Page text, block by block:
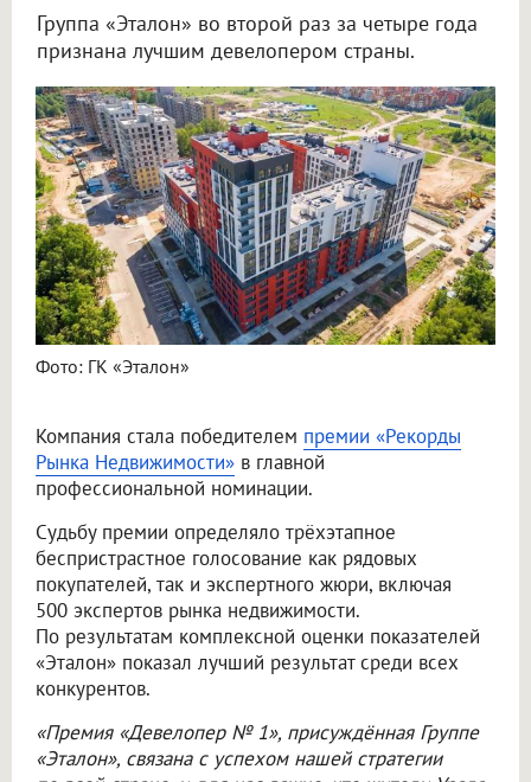
Группа «Эталон» во второй раз за четыре года
признана лучшим девелопером страны.
Фото: ГК «Эталон»
Компания стала победителем премии «Рекорды
Рынка Недвижимости» в главной
профессиональной номинации.
Судьбу премии определяло трёхэтапное
беспристрастное голосование как рядовых
покупателей, так и экспертного жюри, включая
500 экспертов рынка недвижимости.
По результатам комплексной оценки показателей
«Эталон» показал лучший результат среди всех
конкурентов.
«Премия «Девелопер № 1», присуждённая Группе
«Эталон», связана с успехом нашей стратегии